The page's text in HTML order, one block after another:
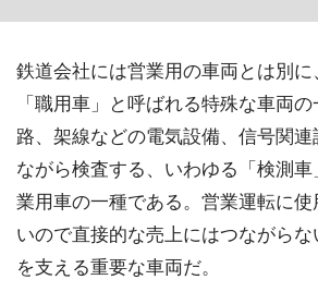
鉄道会社には営業用の車両とは別に
「職用車」と呼ばれる特殊な車両
路、架線などの電気設備、信号関
ながら検査する、いわゆる「検測
業用車の一種である。営業運転に
いので直接的な売上にはつながら
を支える重要な車両だ。